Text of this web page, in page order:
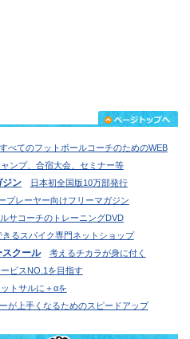
すべてのフットボールコーチのためのWEB
ャンプ、合宿大会、セミナー等
ジン 日本初全国版10万部発行
プレーヤー向けフリーマガジン
サコーチのトレーニングDVD
きるスパイク専門ネットショップ
スクール 考えるチカラが身に付く
ビスNO.1を目指す
ットサルに＋αを
が上手くなるためのスピードアップ